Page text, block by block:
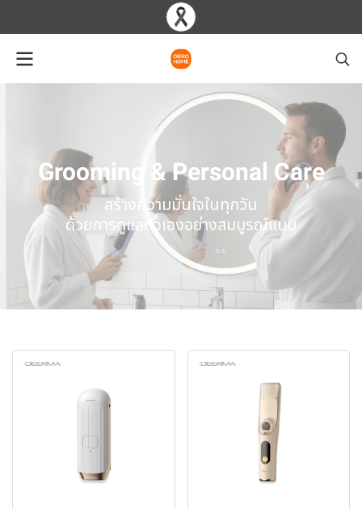
Grooming & Personal Care
สร้างความมั่นใจในทุกวัน
ด้วยการดูแลตัวเองอย่างสมบูรณ์แบบ